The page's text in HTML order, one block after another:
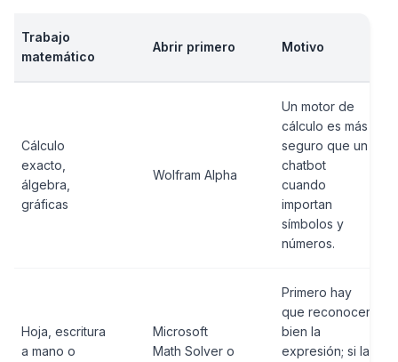
Trabajo
matemático
Abrir primero Motivo
Cálculo
exacto,
álgebra,
gráficas
Wolfram Alpha
Un motor de
cálculo es más
seguro que un
chatbot
cuando
importan
símbolos y
números.
Hoja, escritura
a mano o
Microsoft
Math Solver o
Primero hay
que reconocer
bien la
expresión; si la